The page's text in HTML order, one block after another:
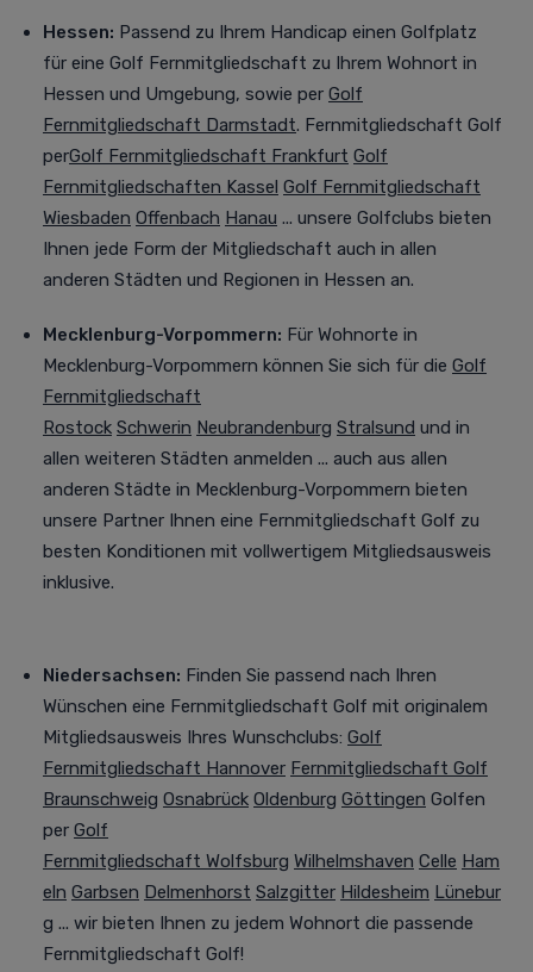
Hessen: Passend zu Ihrem Handicap einen Golfplatz
für eine Golf Fernmitgliedschaft zu Ihrem Wohnort in
Hessen und Umgebung, sowie per Golf
Fernmitgliedschaft Darmstadt. Fernmitgliedschaft Golf
perGolf Fernmitgliedschaft Frankfurt Golf
Fernmitgliedschaften Kassel Golf Fernmitgliedschaft
Wiesbaden Offenbach Hanau ... unsere Golfclubs bieten
Ihnen jede Form der Mitgliedschaft auch in allen
anderen Städten und Regionen in Hessen an.
Mecklenburg-Vorpommern: Für Wohnorte in
Mecklenburg-Vorpommern können Sie sich für die Golf
Fernmitgliedschaft
Rostock Schwerin Neubrandenburg Stralsund und in
allen weiteren Städten anmelden ... auch aus allen
anderen Städte in Mecklenburg-Vorpommern bieten
unsere Partner Ihnen eine Fernmitgliedschaft Golf zu
besten Konditionen mit vollwertigem Mitgliedsausweis
inklusive.
Niedersachsen: Finden Sie passend nach Ihren
Wünschen eine Fernmitgliedschaft Golf mit originalem
Mitgliedsausweis Ihres Wunschclubs: Golf
Fernmitgliedschaft Hannover Fernmitgliedschaft Golf
Braunschweig Osnabrück Oldenburg Göttingen Golfen
per Golf
Fernmitgliedschaft Wolfsburg Wilhelmshaven Celle Ham
eln Garbsen Delmenhorst Salzgitter Hildesheim Lünebur
g ... wir bieten Ihnen zu jedem Wohnort die passende
Fernmitgliedschaft Golf!